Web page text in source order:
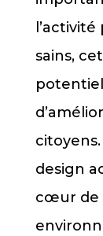
sains,
design
cœur de